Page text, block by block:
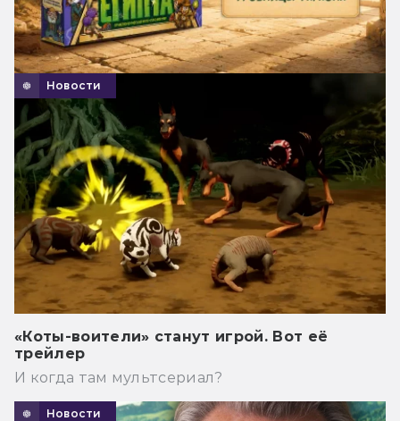
Новости
«Коты-воители» станут игрой. Вот её
трейлер
И когда там мультсериал?
Новости